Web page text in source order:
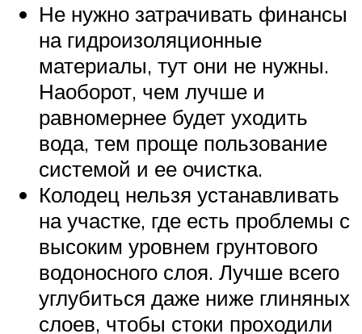
Не нужно затрачивать финансы
на гидроизоляционные
материалы, тут они не нужны.
Наоборот, чем лучше и
равномернее будет уходить
вода, тем проще пользование
системой и ее очистка.
Колодец нельзя устанавливать
на участке, где есть проблемы с
высоким уровнем грунтового
водоносного слоя. Лучше всего
углубиться даже ниже глиняных
слоев, чтобы стоки проходили